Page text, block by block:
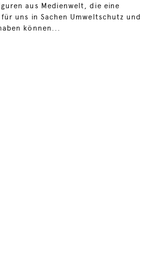
aus Medienwelt, die eine
uns in Sachen Umweltschutz und
können...